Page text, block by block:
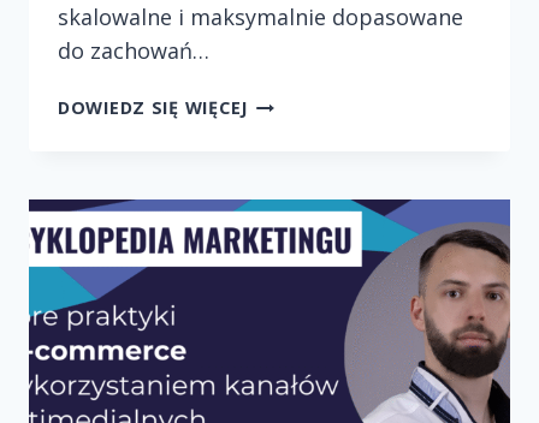
skalowalne i maksymalnie dopasowane
do zachowań…
DOWIEDZ SIĘ WIĘCEJSZTUCZNA
MARKETINGU
WIELOKANAŁOWEGO